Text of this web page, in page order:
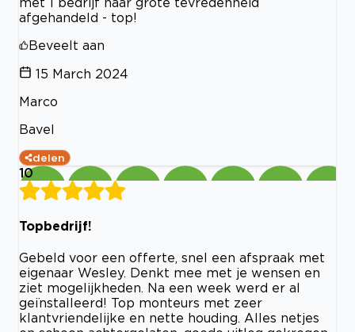
afgehandeld - top!
Beveelt aan
15 March 2024
Marco
Bavel
delen
10
Topbedrijf!
Gebeld voor een offerte, snel een afspraak met
eigenaar Wesley. Denkt mee met je wensen en
ziet mogelijkheden. Na een week werd er al
geïnstalleerd! Top monteurs met zeer
klantvriendelijke en nette houding. Alles netjes